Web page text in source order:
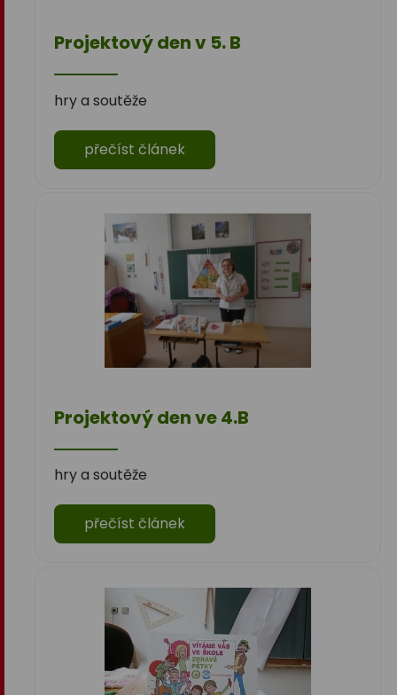
Projektový den v 5. B
hry a soutěže
přečíst článek
Projektový den ve 4.B
hry a soutěže
přečíst článek